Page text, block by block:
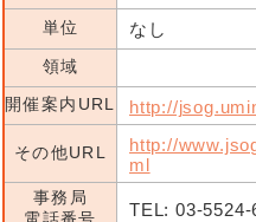
単位 なし
領域
開催案内URL
http://
その他URL
http://
ml
事務局
TEL: 03-5524-